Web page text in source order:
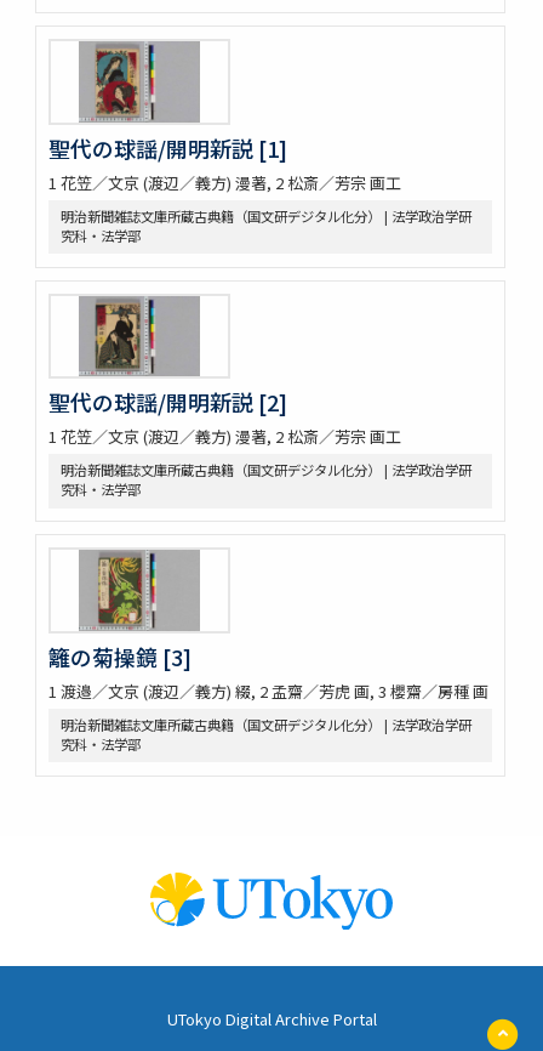
聖代の球謡/開明新説 [1]
1 花笠／文京 (渡辺／義方) 漫著, 2 松斎／芳宗 画工
明治新聞雑誌文庫所蔵古典籍（国文研デジタル化分） | 法学政治学研
究科・法学部
聖代の球謡/開明新説 [2]
1 花笠／文京 (渡辺／義方) 漫著, 2 松斎／芳宗 画工
明治新聞雑誌文庫所蔵古典籍（国文研デジタル化分） | 法学政治学研
究科・法学部
籬の菊操鏡 [3]
1 渡邉／文京 (渡辺／義方) 綴, 2 孟齋／芳虎 画, 3 櫻齋／房種 画
明治新聞雑誌文庫所蔵古典籍（国文研デジタル化分） | 法学政治学研
究科・法学部
UTokyo Digital Archive Portal
ペ